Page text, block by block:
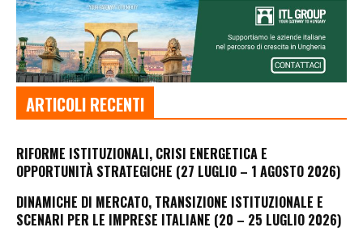
ARTICOLI RECENTI
RIFORME ISTITUZIONALI, CRISI ENERGETICA E
OPPORTUNITÀ STRATEGICHE (27 LUGLIO – 1 AGOSTO 2026)
DINAMICHE DI MERCATO, TRANSIZIONE ISTITUZIONALE E
SCENARI PER LE IMPRESE ITALIANE (20 – 25 LUGLIO 2026)